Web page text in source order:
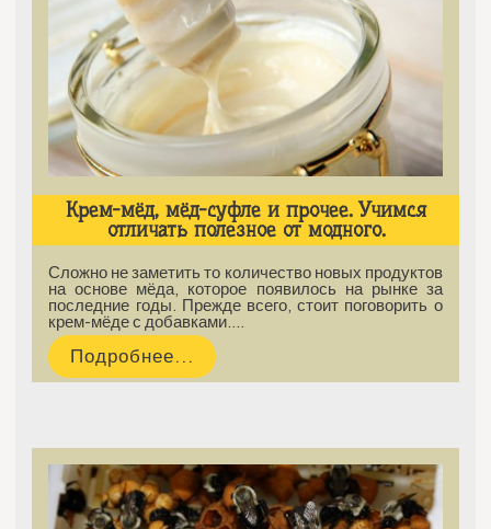
Крем-мёд, мёд-суфле и прочее. Учимся
отличать полезное от модного.
Сложно не заметить то количество новых продуктов
на основе мёда, которое появилось на рынке за
последние годы. Прежде всего, стоит поговорить о
крем-мёде с добавками.…
Подробнее...